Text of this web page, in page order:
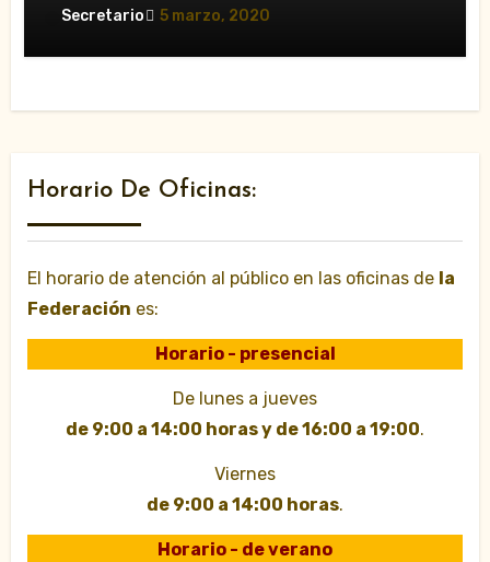
Secretario 5 marzo, 2020
Horario De Oficinas:
El horario de atención al público en las oficinas de la
Federación es:
Horario - presencial
De lunes a jueves
de 9:00 a 14:00 horas y de 16:00 a 19:00.
Viernes
de 9:00 a 14:00 horas.
Horario - de verano